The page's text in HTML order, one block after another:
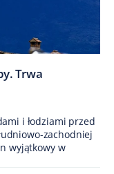
Trwa
i łodziami przed
zachodniej
wyjątkowy w